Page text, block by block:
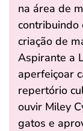
na área de
contribuindo
criação de
Aspirante a
aperfeiçoar
repertório
ouvir Miley
gatos e